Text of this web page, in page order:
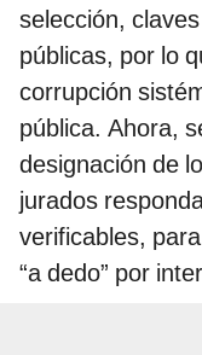
selección,
públicas, por lo
corrupción
pública. Ahora,
designación de
jurados
verificables,
“a dedo” por